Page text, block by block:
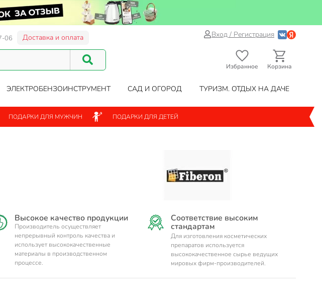
06 Доставка и оплата Вход / Регистрация
Избранное Корзина
ЭЛЕКТРОБЕНЗОИНСТРУМЕНТ САД И ОГОРОД ТУРИЗМ. ОТДЫХ НА ДАЧЕ
ПОДАРКИ ДЛЯ МУЖЧИН ПОДАРКИ ДЛЯ ДЕТЕЙ
Высокое качество продукции
Производитель осуществляет
непрерывный контроль качества и
использует высококачественные
материалы в производственном
процессе.
Соответствие высоким
стандартам
Для изготовления косметических
препаратов используется
высококачественное сырье ведущих
мировых фирм-производителей.